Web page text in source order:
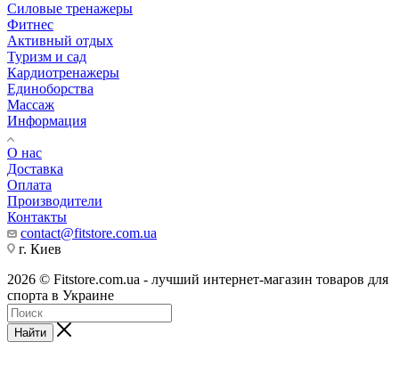
Силовые тренажеры
Фитнес
Активный отдых
Туризм и сад
Кардиотренажеры
Единоборства
Массаж
Информация
О нас
Доставка
Оплата
Производители
Контакты
contact@fitstore.com.ua
г. Киев
2026 © Fitstore.com.ua - лучший интернет-магазин товаров для
спорта в Украине
Найти